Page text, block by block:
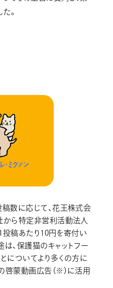
。
稿数に応じて、花王株式会
から特定非営利活動法人
1投稿あたり10円を寄付い
、保護猫のキャットフー
についてより多くの方に
啓蒙動画広告（※）に活用